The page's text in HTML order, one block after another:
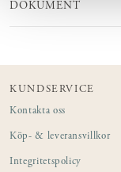
DOKUMENT
KUNDSERVICE
Kontakta oss
Köp- & leveransvillkor
Integritetspolicy